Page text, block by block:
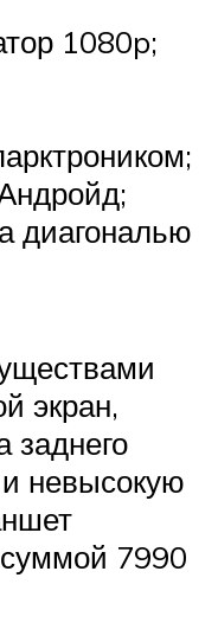
1080p;
диагональю
экран,
заднего
и невысокую
7990